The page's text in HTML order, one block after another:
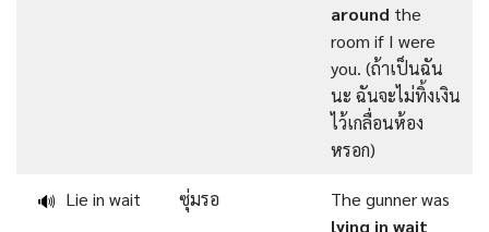
around the
room if I were
you. (ถ้าเป็นฉัน
นะ ฉันจะไม่ทิ้งเงิน
ไว้เกลื่อนห้อง
หรอก)
🔊 Lie in wait ซุ่มรอ
The gunner was
lying in wait